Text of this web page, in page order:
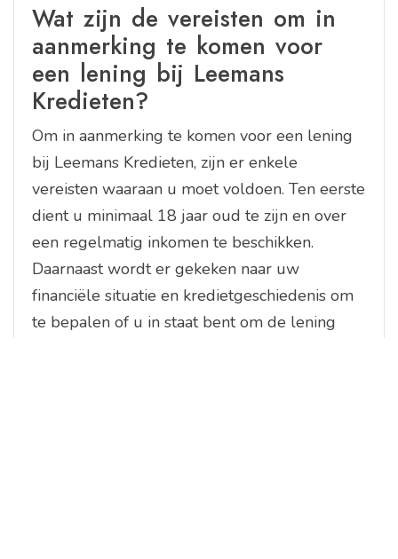
Wat zijn de vereisten om in
aanmerking te komen voor
een lening bij Leemans
Kredieten?
Om in aanmerking te komen voor een lening
bij Leemans Kredieten, zijn er enkele
vereisten waaraan u moet voldoen. Ten eerste
dient u minimaal 18 jaar oud te zijn en over
een regelmatig inkomen te beschikken.
Daarnaast wordt er gekeken naar uw
financiële situatie en kredietgeschiedenis om
te bepalen of u in staat bent om de lening